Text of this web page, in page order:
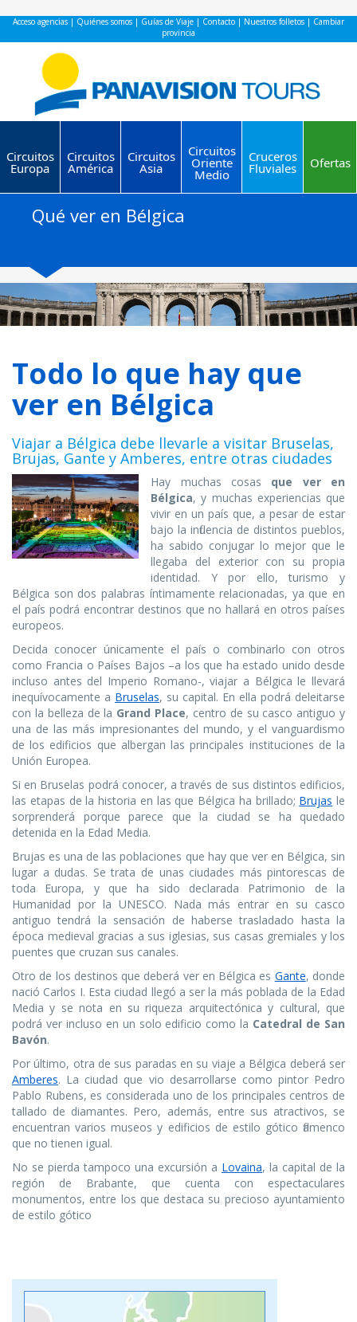
Acceso agencias | Quiénes somos | Guías de Viaje | Contacto | Nuestros folletos | Cambiar
provincia
Circuitos
Europa
Circuitos
América
Circuitos
Asia
Circuitos
Oriente
Medio
Cruceros
Fluviales Ofertas
Qué ver en Bélgica
Todo lo que hay que
ver en Bélgica
Viajar a Bélgica debe llevarle a visitar Bruselas,
Brujas, Gante y Amberes, entre otras ciudades
Hay muchas cosas que ver en
Bélgica, y muchas experiencias que
vivir en un país que, a pesar de estar
bajo la influencia de distintos pueblos,
ha sabido conjugar lo mejor que le
llegaba del exterior con su propia
identidad. Y por ello, turismo y
Bélgica son dos palabras íntimamente relacionadas, ya que en
el país podrá encontrar destinos que no hallará en otros países
europeos.
Decida conocer únicamente el país o combinarlo con otros
como Francia o Países Bajos –a los que ha estado unido desde
incluso antes del Imperio Romano-, viajar a Bélgica le llevará
inequívocamente a Bruselas, su capital. En ella podrá deleitarse
con la belleza de la Grand Place, centro de su casco antiguo y
una de las más impresionantes del mundo, y el vanguardismo
de los edificios que albergan las principales instituciones de la
Unión Europea.
Si en Bruselas podrá conocer, a través de sus distintos edificios,
las etapas de la historia en las que Bélgica ha brillado; Brujas le
sorprenderá porque parece que la ciudad se ha quedado
detenida en la Edad Media.
Brujas es una de las poblaciones que hay que ver en Bélgica, sin
lugar a dudas. Se trata de unas ciudades más pintorescas de
toda Europa, y que ha sido declarada Patrimonio de la
Humanidad por la UNESCO. Nada más entrar en su casco
antiguo tendrá la sensación de haberse trasladado hasta la
época medieval gracias a sus iglesias, sus casas gremiales y los
puentes que cruzan sus canales.
Otro de los destinos que deberá ver en Bélgica es Gante, donde
nació Carlos I. Esta ciudad llegó a ser la más poblada de la Edad
Media y se nota en su riqueza arquitectónica y cultural, que
podrá ver incluso en un solo edificio como la Catedral de San
Bavón.
Por último, otra de sus paradas en su viaje a Bélgica deberá ser
Amberes. La ciudad que vio desarrollarse como pintor Pedro
Pablo Rubens, es considerada uno de los principales centros de
tallado de diamantes. Pero, además, entre sus atractivos, se
encuentran varios museos y edificios de estilo gótico flamenco
que no tienen igual.
No se pierda tampoco una excursión a Lovaina, la capital de la
región de Brabante, que cuenta con espectaculares
monumentos, entre los que destaca su precioso ayuntamiento
de estilo gótico